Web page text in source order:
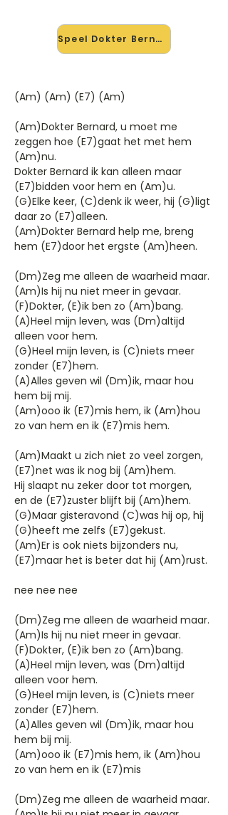
Speel Dokter Bernhard mee →
(Am) (Am) (E7) (Am)
(Am)Dokter Bernard, u moet me
zeggen hoe (E7)gaat het met hem
(Am)nu.
Dokter Bernard ik kan alleen maar
(E7)bidden voor hem en (Am)u.
(G)Elke keer, (C)denk ik weer, hij (G)ligt
daar zo (E7)alleen.
(Am)Dokter Bernard help me, breng
hem (E7)door het ergste (Am)heen.
(Dm)Zeg me alleen de waarheid maar.
(Am)Is hij nu niet meer in gevaar.
(F)Dokter, (E)ik ben zo (Am)bang.
(A)Heel mijn leven, was (Dm)altijd
alleen voor hem.
(G)Heel mijn leven, is (C)niets meer
zonder (E7)hem.
(A)Alles geven wil (Dm)ik, maar hou
hem bij mij.
(Am)ooo ik (E7)mis hem, ik (Am)hou
zo van hem en ik (E7)mis hem.
(Am)Maakt u zich niet zo veel zorgen,
(E7)net was ik nog bij (Am)hem.
Hij slaapt nu zeker door tot morgen,
en de (E7)zuster blijft bij (Am)hem.
(G)Maar gisteravond (C)was hij op, hij
(G)heeft me zelfs (E7)gekust.
(Am)Er is ook niets bijzonders nu,
(E7)maar het is beter dat hij (Am)rust.
nee nee nee
(Dm)Zeg me alleen de waarheid maar.
(Am)Is hij nu niet meer in gevaar.
(F)Dokter, (E)ik ben zo (Am)bang.
(A)Heel mijn leven, was (Dm)altijd
alleen voor hem.
(G)Heel mijn leven, is (C)niets meer
zonder (E7)hem.
(A)Alles geven wil (Dm)ik, maar hou
hem bij mij.
(Am)ooo ik (E7)mis hem, ik (Am)hou
zo van hem en ik (E7)mis
(Dm)Zeg me alleen de waarheid maar.